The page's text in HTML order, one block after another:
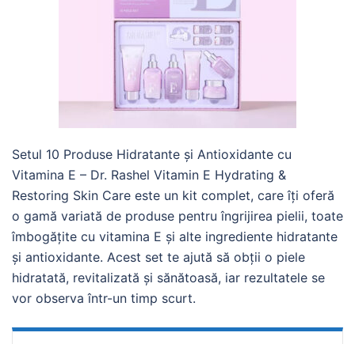
Setul 10 Produse Hidratante și Antioxidante cu
Vitamina E – Dr. Rashel Vitamin E Hydrating &
Restoring Skin Care este un kit complet, care îți oferă
o gamă variată de produse pentru îngrijirea pielii, toate
îmbogățite cu vitamina E și alte ingrediente hidratante
și antioxidante. Acest set te ajută să obții o piele
hidratată, revitalizată și sănătoasă, iar rezultatele se
vor observa într-un timp scurt.